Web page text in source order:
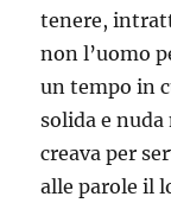
tenere,
non l’uomo
un tempo in
solida e
creava per
alle parole il